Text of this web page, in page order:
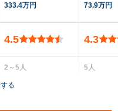
333.4万円
4.5
2～5人
5ドア
73.9万円
4.3
5人
る